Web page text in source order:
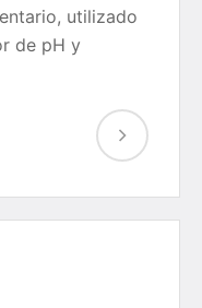
utilizado
de pH y